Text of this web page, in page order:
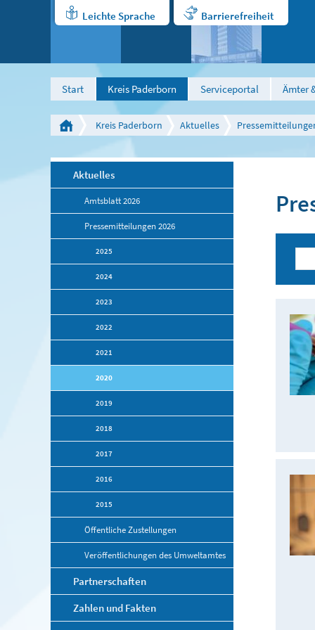
Leichte Sprache Barrierefreiheit
Start Kreis Paderborn Serviceportal Ämter
Kreis Paderborn Aktuelles
Aktuelles
Amtsblatt 2026
Pressemitteilungen 2026
2025
2024
2023
2022
2021
2020
2019
2018
2017
2016
2015
Öffentliche Zustellungen
Veröffentlichungen des Umweltamtes
Partnerschaften
Zahlen und Fakten